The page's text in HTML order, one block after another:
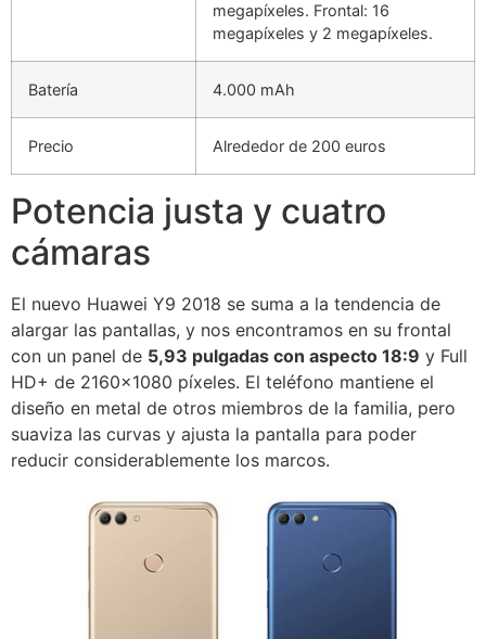
megapíxeles. Frontal: 16
megapíxeles y 2 megapíxeles.
Batería 4.000 mAh
Precio Alrededor de 200 euros
Potencia justa y cuatro
cámaras
El nuevo Huawei Y9 2018 se suma a la tendencia de
alargar las pantallas, y nos encontramos en su frontal
con un panel de 5,93 pulgadas con aspecto 18:9 y Full
HD+ de 2160×1080 píxeles. El teléfono mantiene el
diseño en metal de otros miembros de la familia, pero
suaviza las curvas y ajusta la pantalla para poder
reducir considerablemente los marcos.